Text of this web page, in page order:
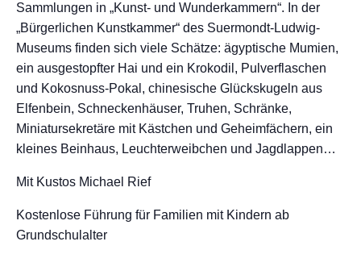
Sammlungen in „Kunst- und Wunderkammern“. In der
„Bürgerlichen Kunstkammer“ des Suermondt-Ludwig-
Museums finden sich viele Schätze: ägyptische Mumien,
ein ausgestopfter Hai und ein Krokodil, Pulverflaschen
und Kokosnuss-Pokal, chinesische Glückskugeln aus
Elfenbein, Schneckenhäuser, Truhen, Schränke,
Miniatursekretäre mit Kästchen und Geheimfächern, ein
kleines Beinhaus, Leuchterweibchen und Jagdlappen…
Mit Kustos Michael Rief
Kostenlose Führung für Familien mit Kindern ab
Grundschulalter